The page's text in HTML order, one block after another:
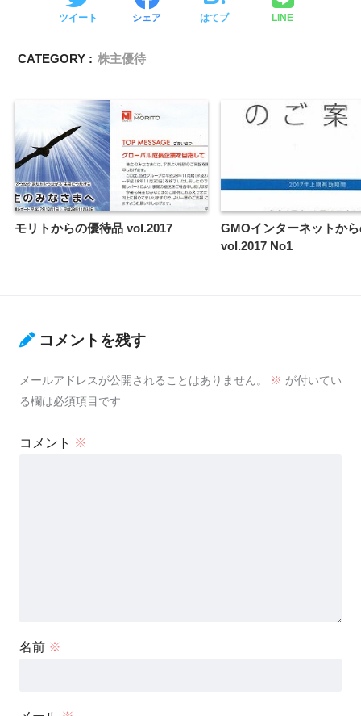
ツイート シェア はてブ LINE
CATEGORY : 株主優待
モリトからの優待品 vol.2017
GMOインターネットか
vol.2017 No1
コメントを残す
メールアドレスが公開されることはありません。 ※ が付いてい
る欄は必須項目です
コメント ※
名前 ※